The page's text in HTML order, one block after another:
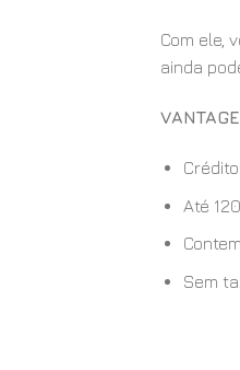
Com ele,
ainda
Até
Sem